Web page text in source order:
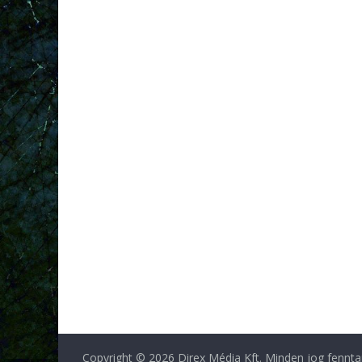
Copyright © 2026 Direx Média Kft. Minden jog